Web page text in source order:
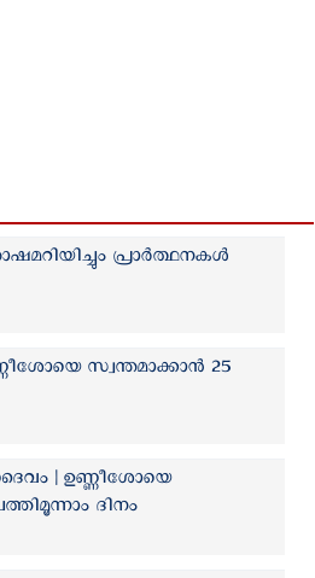
പ്രാർത്ഥനകൾ
സ്വന്തമാക്കാൻ 25
| ഉണ്ണീശോയെ
ദിനം